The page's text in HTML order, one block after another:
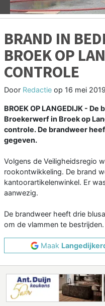
BRAND IN
BROEK OP
CONTROLE
Door Redactie op 16 mei
BROEK OP LANGEDIJK -
Broekerwerf in Broek op
controle. De brandweer
gegeven.
Volgens de Veiligheidsregio
rookontwikkeling. De brand
kantoorartikelenwinkel. Er
aanwezig.
De brandweer heeft drie
om de vlammen te bestrijden.
Maak